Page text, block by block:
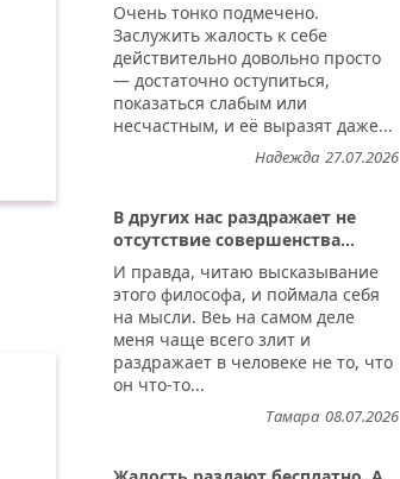
Очень тонко подмечено.
Заслужить жалость к себе
действительно довольно просто
— достаточно оступиться,
показаться слабым или
несчастным, и её выразят даже...
27.07.2026
Надежда
В других нас раздражает не
отсутствие совершенства...
И правда, читаю высказывание
этого философа, и поймала себя
на мысли. Веь на самом деле
меня чаще всего злит и
раздражает в человеке не то, что
он что-то...
08.07.2026
Тамара